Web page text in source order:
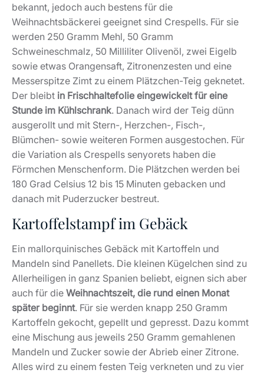
bekannt, jedoch auch bestens für die
Weihnachtsbäckerei geeignet sind Crespells. Für sie
werden 250 Gramm Mehl, 50 Gramm
Schweineschmalz, 50 Milliliter Olivenöl, zwei Eigelb
sowie etwas Orangensaft, Zitronenzesten und eine
Messerspitze Zimt zu einem Plätzchen-Teig geknetet.
Der bleibt in Frischhaltefolie eingewickelt für eine
Stunde im Kühlschrank. Danach wird der Teig dünn
ausgerollt und mit Stern-, Herzchen-, Fisch-,
Blümchen- sowie weiteren Formen ausgestochen. Für
die Variation als Crespells senyorets haben die
Förmchen Menschenform. Die Plätzchen werden bei
180 Grad Celsius 12 bis 15 Minuten gebacken und
danach mit Puderzucker bestreut.
Kartoffelstampf im Gebäck
Ein mallorquinisches Gebäck mit Kartoffeln und
Mandeln sind Panellets. Die kleinen Kügelchen sind zu
Allerheiligen in ganz Spanien beliebt, eignen sich aber
auch für die Weihnachtszeit, die rund einen Monat
später beginnt. Für sie werden knapp 250 Gramm
Kartoffeln gekocht, gepellt und gepresst. Dazu kommt
eine Mischung aus jeweils 250 Gramm gemahlenen
Mandeln und Zucker sowie der Abrieb einer Zitrone.
Alles wird zu einem festen Teig verkneten und zu vier